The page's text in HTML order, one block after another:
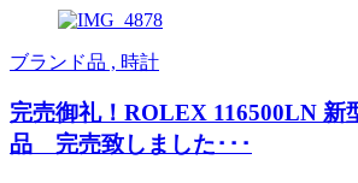
ブランド品 , 時計
完売御礼！ROLEX 116500LN
品 完売致しました･･･